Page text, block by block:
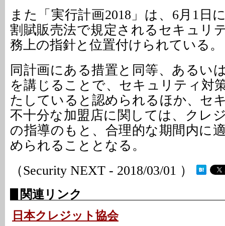
また「実行計画2018」は、6月1日
割賦販売法で規定されるセキュリ
務上の指針と位置付けられている。
同計画にある措置と同等、あるい
を講じることで、セキュリティ対
たしていると認められるほか、セ
不十分な加盟店に関しては、クレ
の指導のもと、合理的な期間内に
められることとなる。
（Security NEXT - 2018/03/01 ）
関連リンク
日本クレジット協会